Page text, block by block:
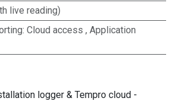
live reading)
: Cloud access , Application
logger & Tempro cloud -